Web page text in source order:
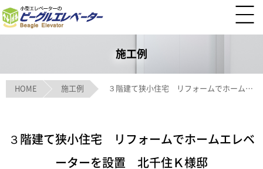
施工例
HOME 施工例 ３階建て狭小住宅 リフォームでホームエレベーターを設置 北千住Ｋ様邸
３階建て狭小住宅 リフォームでホームエレベ
ーターを設置 北千住Ｋ様邸